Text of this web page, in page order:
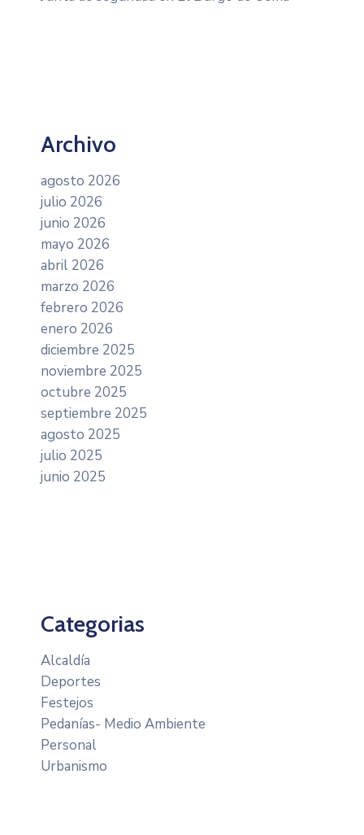
Archivo
agosto 2026
julio 2026
junio 2026
mayo 2026
abril 2026
marzo 2026
febrero 2026
enero 2026
diciembre 2025
noviembre 2025
octubre 2025
septiembre 2025
agosto 2025
julio 2025
junio 2025
Categorias
Alcaldía
Deportes
Festejos
Pedanías- Medio Ambiente
Personal
Urbanismo